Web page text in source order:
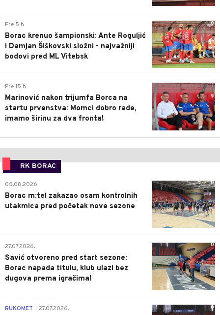
0
Pre 5 h
Borac krenuo šampionski: Ante Roguljić
i Damjan Šiškovski složni - najvažniji
bodovi pred ML Vitebsk
1
Pre 15 h
Marinović nakon trijumfa Borca na
startu prvenstva: Momci dobro rade,
imamo širinu za dva fronta!
RK BORAC
0
05.08.2026.
Borac m:tel zakazao osam kontrolnih
utakmica pred početak nove sezone
0
27.07.2026.
Savić otvoreno pred start sezone:
Borac napada titulu, klub ulazi bez
dugova prema igračima!
0
RUKOMET 27.07.2026.